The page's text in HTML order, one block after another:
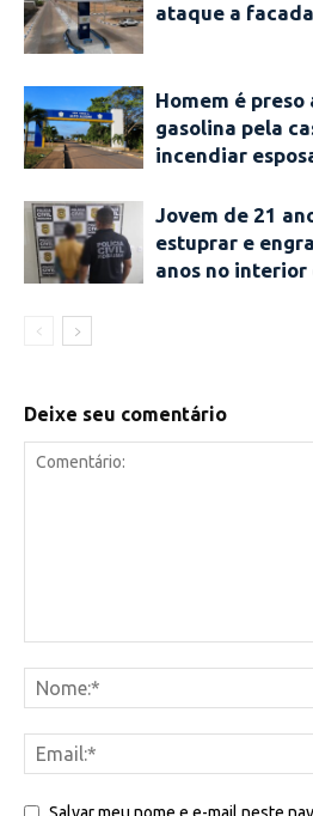
ataque a
Homem é preso
gasolina pela
incendiar
Jovem de 21
estuprar e
anos no interior
Deixe seu comentário